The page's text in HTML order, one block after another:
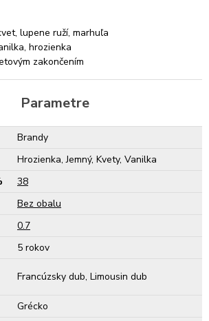
lupene ruží, marhuľa
hrozienka
zakončením
Parametre
Brandy
Hrozienka, Jemný, Kvety, Vanilka
38
Bez obalu
0.7
5 rokov
Francúzsky dub, Limousin dub
Grécko